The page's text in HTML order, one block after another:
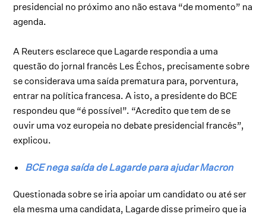
presidencial no próximo ano não estava “de momento” na
agenda.
A Reuters esclarece que Lagarde respondia a uma
questão do jornal francês Les Échos, precisamente sobre
se considerava uma saída prematura para, porventura,
entrar na política francesa. A isto, a presidente do BCE
respondeu que “é possível”. “Acredito que tem de se
ouvir uma voz europeia no debate presidencial francês”,
explicou.
BCE nega saída de Lagarde para ajudar Macron
Questionada sobre se iria apoiar um candidato ou até ser
ela mesma uma candidata, Lagarde disse primeiro que ia